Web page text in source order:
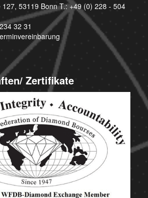
53119 Bonn T.:+49 (0) 228 - 504
32 31
Zertifikate